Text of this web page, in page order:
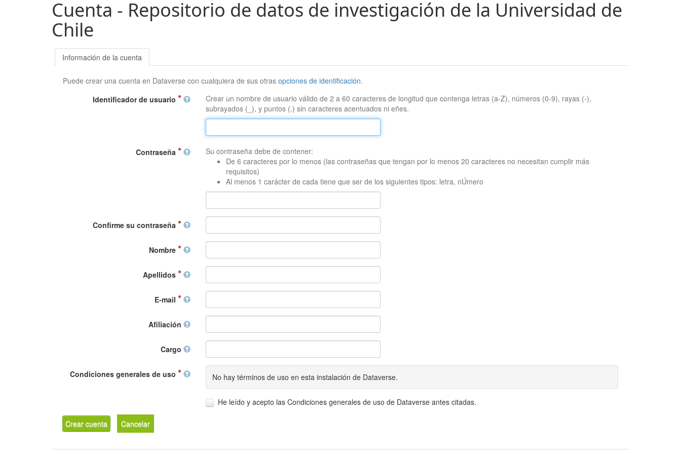
Cuenta - Repositorio de datos de investigación de la Universidad de
Chile
Información de la cuenta
Puede crear una cuenta en Dataverse con cualquiera de sus otrasopciones de identificación.
Identificador de usuario
Crear un nombre de usuario válido de 2 a 60 caracteres de longitud que contenga letras (a-Z), números (0-9), rayas (-),
subrayados (_), y puntos (.) sin caracteres acentuados ni eñes.
Contraseña
Su contraseña debe de contener:
De 6 caracteres por lo menos (las contraseñas que tengan por lo menos 20 caracteres no necesitan cumplir más
requisitos)
Al menos 1 carácter de cada tiene que ser de los siguientes tipos: letra, nÚmero
Confirme su contraseña
Nombre
Apellidos
E-mail
Afiliación
Cargo
Condiciones generales de uso No hay términos de uso en esta instalación de Dataverse.
He leído y acepto las Condiciones generales de uso de Dataverse antes citadas.
Crear cuenta Cancelar